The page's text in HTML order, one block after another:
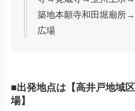
築地本願寺和田堀廟所
広場
■出発地点は【高井戸地域
場】